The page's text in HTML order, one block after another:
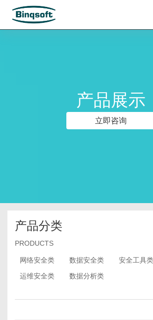
产品展示
立即咨询
产品分类
PRODUCTS
网络安全类 数据安全类
安全工具类
运维安全类
数据分析类